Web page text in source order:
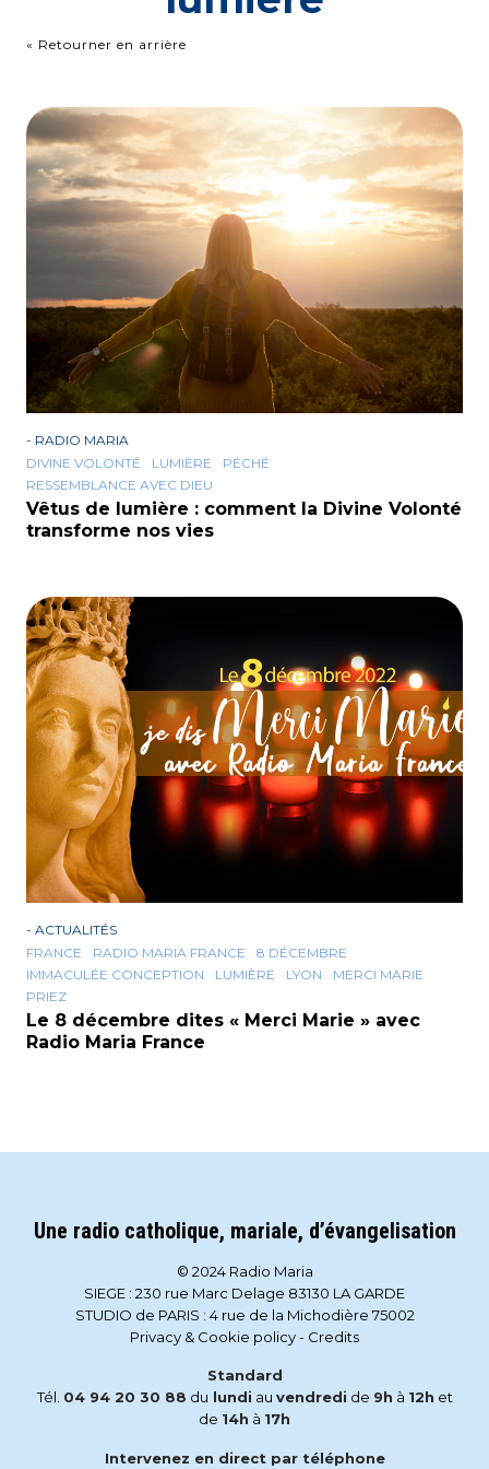
« Retourner en arrière
- RADIO MARIA
DIVINE VOLONTÉ
LUMIÈRE
PÉCHÉ
RESSEMBLANCE AVEC DIEU
Vêtus de lumière : comment la Divine Volonté
transforme nos vies
- ACTUALITÉS
FRANCE
RADIO MARIA FRANCE
8 DÉCEMBRE
IMMACULÉE CONCEPTION
LUMIÈRE LYON
MERCI MARIE
PRIEZ
Le 8 décembre dites « Merci Marie » avec
Radio Maria France
Une radio catholique, mariale, d’évangelisation
© 2024 Radio Maria
SIEGE : 230 rue Marc Delage 83130 LA GARDE
STUDIO de PARIS : 4 rue de la Michodière 75002
Privacy & Cookie policy- Credits
Standard
Tél. 04 94 20 30 88 du lundi au vendredi de 9h à 12h et
de 14h à 17h
Intervenez en direct par téléphone